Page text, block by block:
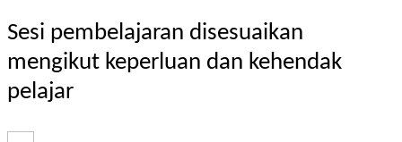
Sesi pembelajaran disesuaikan
mengikut keperluan dan kehendak
pelajar